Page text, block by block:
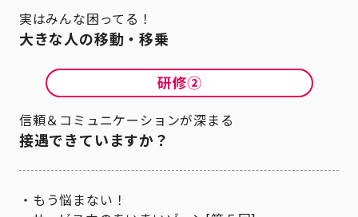
実はみんな困ってる！
大きな人の移動・移乗
信頼＆コミュニケーションが深まる
接遇できていますか？
もう悩まない！